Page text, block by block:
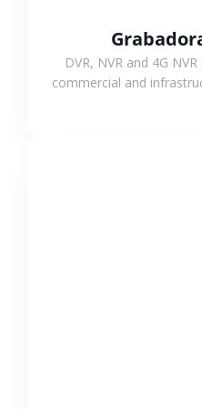
DVR, NVR and 4G
commercial and